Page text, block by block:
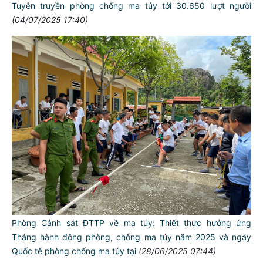
Tuyên truyền phòng chống ma túy tới 30.650 lượt người
(04/07/2025 17:40)
Phòng Cảnh sát ĐTTP về ma túy: Thiết thực hưởng ứng
Tháng hành động phòng, chống ma túy năm 2025 và ngày
Quốc tế phòng chống ma túy tại (28/06/2025 07:44)
TƯ CÁCH
NGƯỜI CÔNG AN CÁCH MỆNH LÀ:
Đối với tự mình, phải
CẦN, KIỆM, LIÊM, CHÍNH
Đối với đồng sự, phải
THÂN ÁI GIÚP ĐỠ
Đối với chính phủ, phải
TUYỆT ĐỐI TRUNG THÀNH